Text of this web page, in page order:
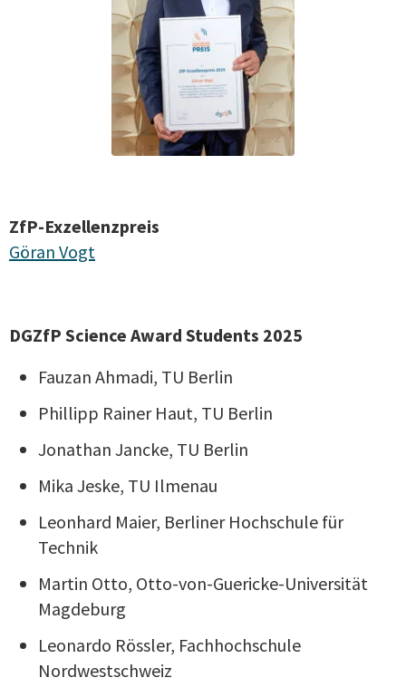
ZfP-Exzellenzpreis
Göran Vogt
DGZfP Science Award Students 2025
Fauzan Ahmadi, TU Berlin
Phillipp Rainer Haut, TU Berlin
Jonathan Jancke, TU Berlin
Mika Jeske, TU Ilmenau
Leonhard Maier, Berliner Hochschule für
Technik
Martin Otto, Otto-von-Guericke-Universität
Magdeburg
Leonardo Rössler, Fachhochschule
Nordwestschweiz